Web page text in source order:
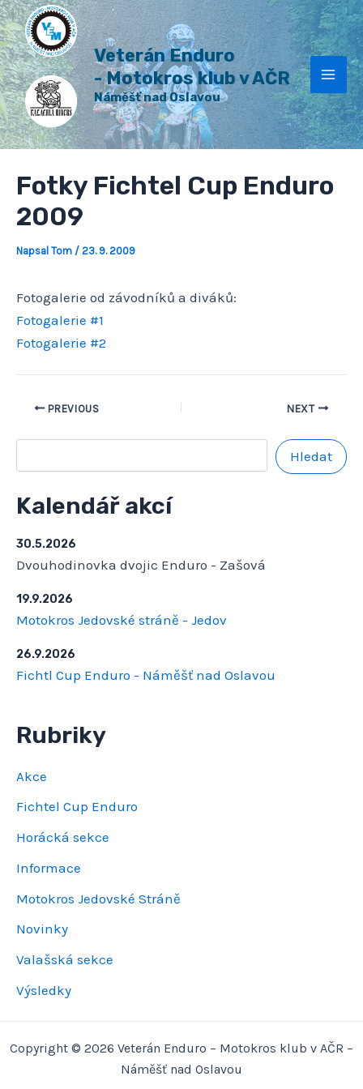
Přeskočit
na
obsah
Veterán Enduro
- Motokros klub v AČR
Náměšť nad Oslavou
Fotky Fichtel Cup Enduro
2009
Napsal Tom / 23. 9. 2009
Fotogalerie od závodníků a diváků:
Fotogalerie #1
Fotogalerie #2
Post
navigation
PREVIOUS NEXT
H
l
e
d
a
t
Hledat
Kalendář akcí
30.5.2026
Dvouhodinovka dvojic Enduro - Zašová
19.9.2026
Motokros Jedovské stráně - Jedov
26.9.2026
Fichtl Cup Enduro - Náměšť nad Oslavou
Rubriky
Akce
Fichtel Cup Enduro
Horácká sekce
Informace
Motokros Jedovské Stráně
Novinky
Valašská sekce
Výsledky
Copyright © 2026 Veterán Enduro – Motokros klub v AČR –
Náměšť nad Oslavou